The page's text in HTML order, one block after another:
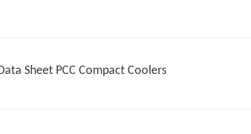
Sheet PCC Compact Coolers